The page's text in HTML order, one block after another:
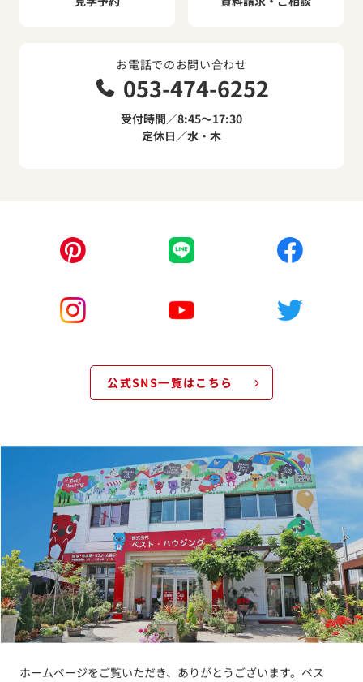
お電話でのお問い合わせ
053-474-6252
受付時間／8:45～17:30
定休日／水・木
公式SNS一覧はこちら
ホームページをご覧いただき、ありがとうございます。ベス